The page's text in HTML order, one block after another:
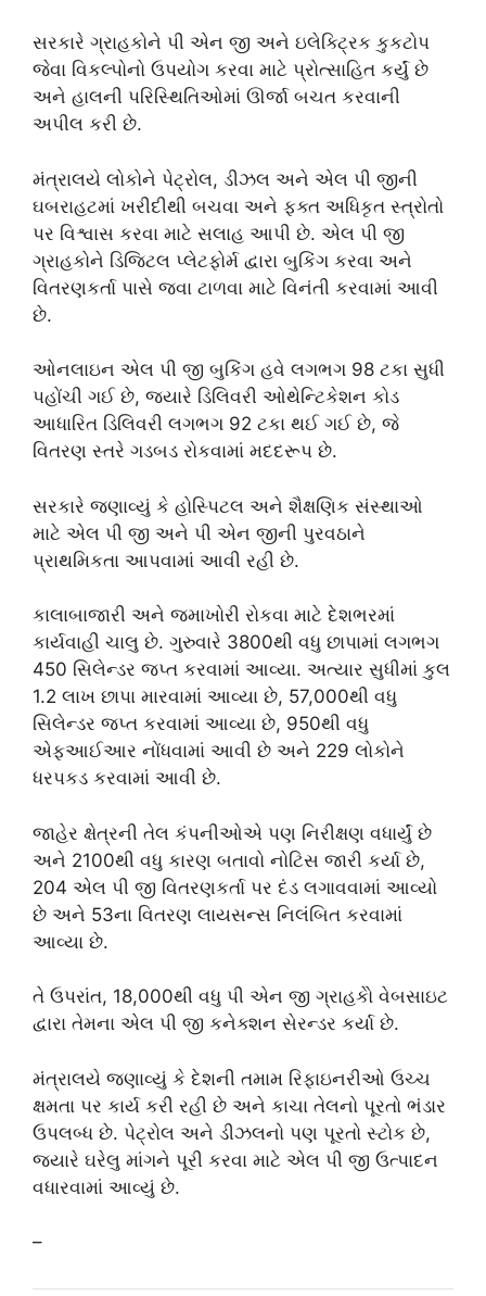
સરકારે ગ્રાહકોને પી એન જી અને ઇલેક્ટ્રિક કુકટોપ
જેવા વિકલ્પોનો ઉપયોગ કરવા માટે પ્રોત્સાહિત કર્યું છે
અને હાલની પરિસ્થિતિઓમાં ઊર્જા બચત કરવાની
અપીલ કરી છે.
મંત્રાલયે લોકોને પેટ્રોલ, ડીઝલ અને એલ પી જીની
ઘબરાહટમાં ખરીદીથી બચવા અને ફક્ત અધિકૃત સ્ત્રોતો
પર વિશ્વાસ કરવા માટે સલાહ આપી છે. એલ પી જી
ગ્રાહકોને ડિજિટલ પ્લેટફોર્મ દ્વારા બુકિંગ કરવા અને
વિતરણકર્તા પાસે જવા ટાળવા માટે વિનંતી કરવામાં આવી
છે.
ઓનલાઇન એલ પી જી બુકિંગ હવે લગભગ 98 ટકા સુધી
પહોંચી ગઈ છે, જ્યારે ડિલિવરી ઓથેન્ટિકેશન કોડ
આધારિત ડિલિવરી લગભગ 92 ટકા થઈ ગઈ છે, જે
વિતરણ સ્તરે ગડબડ રોકવામાં મદદરૂપ છે.
સરકારે જણાવ્યું કે હોસ્પિટલ અને શૈક્ષણિક સંસ્થાઓ
માટે એલ પી જી અને પી એન જીની પુરવઠાને
પ્રાથમિકતા આપવામાં આવી રહી છે.
કાલાબાજારી અને જમાખોરી રોકવા માટે દેશભરમાં
કાર્યવાહી ચાલુ છે. ગુરુવારે 3800થી વધુ છાપામાં લગભગ
450 સિલેન્ડર જપ્ત કરવામાં આવ્યા. અત્યાર સુધીમાં કુલ
1.2 લાખ છાપા મારવામાં આવ્યા છે, 57,000થી વધુ
સિલેન્ડર જપ્ત કરવામાં આવ્યા છે, 950થી વધુ
એફઆઈઆર નોંધવામાં આવી છે અને 229 લોકોને
ધરપકડ કરવામાં આવી છે.
જાહેર ક્ષેત્રની તેલ કંપનીઓએ પણ નિરીક્ષણ વધાર્યું છે
અને 2100થી વધુ કારણ બતાવો નોટિસ જારી કર્યા છે,
204 એલ પી જી વિતરણકર્તા પર દંડ લગાવવામાં આવ્યો
છે અને 53ના વિતરણ લાયસન્સ નિલંબિત કરવામાં
આવ્યા છે.
તે ઉપરાંત, 18,000થી વધુ પી એન જી ગ્રાહકોે વેબસાઇટ
દ્વારા તેમના એલ પી જી કનેક્શન સેરન્ડર કર્યા છે.
મંત્રાલયે જણાવ્યું કે દેશની તમામ રિફાઇનરીઓ ઉચ્ચ
ક્ષમતા પર કાર્ય કરી રહી છે અને કાચા તેલનો પૂરતો ભંડાર
ઉપલબ્ધ છે. પેટ્રોલ અને ડીઝલનો પણ પૂરતો સ્ટોક છે,
જ્યારે ઘરેલુ માંગને પૂરી કરવા માટે એલ પી જી ઉત્પાદન
વધારવામાં આવ્યું છે.
–